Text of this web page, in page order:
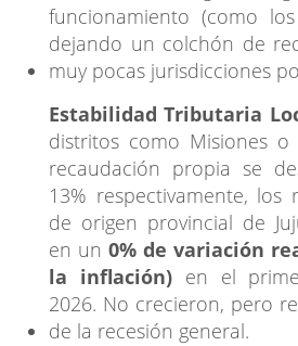
funcionamiento (como
dejando un colchón de
muy pocas jurisdicciones
Estabilidad Tributaria
distritos como Misiones o
recaudación propia se
13% respectivamente, los
de origen provincial de
en un 0% de variación
la inflación)en el
2026. No crecieron, pero
de la recesión general.